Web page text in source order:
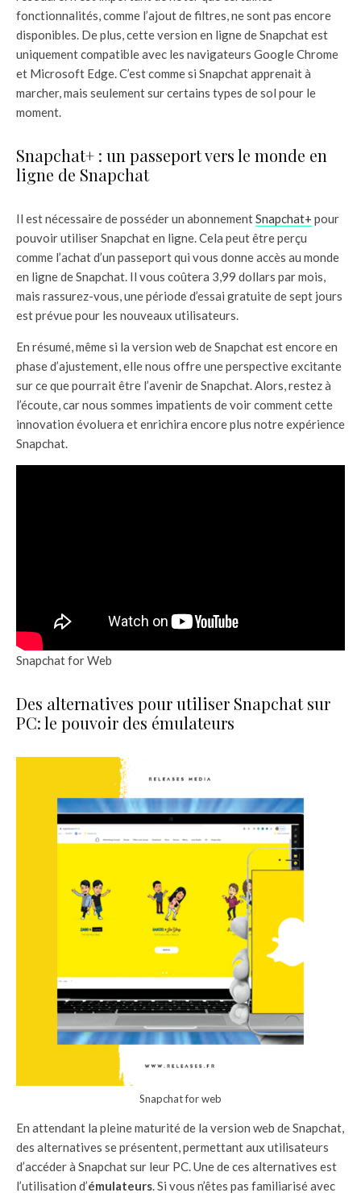
fonctionnalités, comme l’ajout de filtres, ne sont pas encore
disponibles. De plus, cette version en ligne de Snapchat est
uniquement compatible avec les navigateurs Google Chrome
et Microsoft Edge. C’est comme si Snapchat apprenait à
marcher, mais seulement sur certains types de sol pour le
moment.
Snapchat+ : un passeport vers le monde en
ligne de Snapchat
Il est nécessaire de posséder un abonnementSnapchat+ pour
pouvoir utiliser Snapchat en ligne. Cela peut être perçu
comme l’achat d’un passeport qui vous donne accès au monde
en ligne de Snapchat. Il vous coûtera 3,99 dollars par mois,
mais rassurez-vous, une période d’essai gratuite de sept jours
est prévue pour les nouveaux utilisateurs.
En résumé, même si la version web de Snapchat est encore en
phase d’ajustement, elle nous offre une perspective excitante
sur ce que pourrait être l’avenir de Snapchat. Alors, restez à
l’écoute, car nous sommes impatients de voir comment cette
innovation évoluera et enrichira encore plus notre expérience
Snapchat.
Snapchat for Web
Des alternatives pour utiliser Snapchat sur
PC: le pouvoir des émulateurs
Snapchat for web
En attendant la pleine maturité de la version web de Snapchat,
des alternatives se présentent, permettant aux utilisateurs
d’accéder à Snapchat sur leur PC. Une de ces alternatives est
l’utilisation d’émulateurs. Si vous n’êtes pas familiarisé avec